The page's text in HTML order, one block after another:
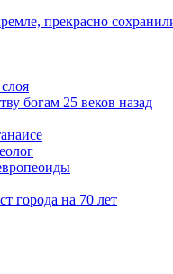
прекрасно
богам 25 веков назад
города на 70 лет